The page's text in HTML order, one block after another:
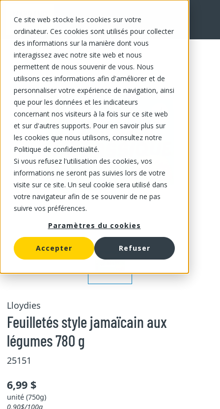
Ce site web stocke les cookies sur votre
ordinateur. Ces cookies sont utilisés pour collecter
des informations sur la manière dont vous
interagissez avec notre site web et nous
permettent de nous souvenir de vous. Nous
utilisons ces informations afin d'améliorer et de
personnaliser votre expérience de navigation, ainsi
que pour les données et les indicateurs
concernant nos visiteurs à la fois sur ce site web
et sur d'autres supports. Pour en savoir plus sur
les cookies que nous utilisons, consultez notre
Politique de confidentialité.
Si vous refusez l'utilisation des cookies, vos
informations ne seront pas suivies lors de votre
visite sur ce site. Un seul cookie sera utilisé dans
votre navigateur afin de se souvenir de ne pas
suivre vos préférences.
Paramètres du cookies
Accepter Refuser
EN
Lloydies
Feuilletés style jamaïcain aux
légumes 780 g
25151
6,99 $
unité (750g)
0,90$/100g